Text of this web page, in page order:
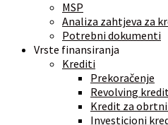
MSP
Analiza zahtjeva za
Potrebni dokumenti
Vrste finansiranja
Krediti
Prekoračenje
Revolving
Kredit za
Investicioni